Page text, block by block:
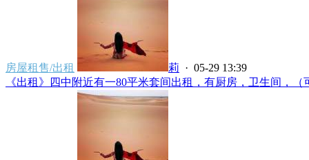
房屋租售/出租 莉 · 05-29 13:39
《出租》四中附近有一80平米套间出租，有厨房，卫生间，（